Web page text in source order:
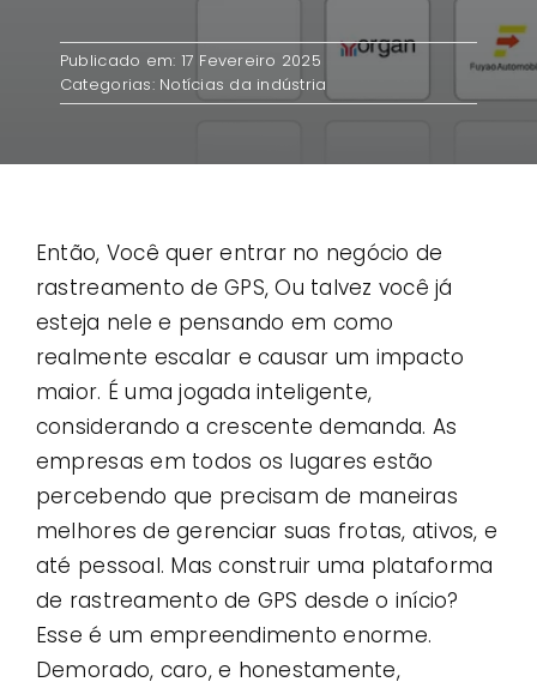
Casos de uso
Publicado em: 17 Fevereiro 2025
Categorias: Notícias da indústria
Então, Você quer entrar no negócio de
rastreamento de GPS, Ou talvez você já
esteja nele e pensando em como
realmente escalar e causar um impacto
maior. É uma jogada inteligente,
considerando a crescente demanda. As
empresas em todos os lugares estão
percebendo que precisam de maneiras
melhores de gerenciar suas frotas, ativos, e
até pessoal. Mas construir uma plataforma
de rastreamento de GPS desde o início?
Esse é um empreendimento enorme.
Demorado, caro, e honestamente,